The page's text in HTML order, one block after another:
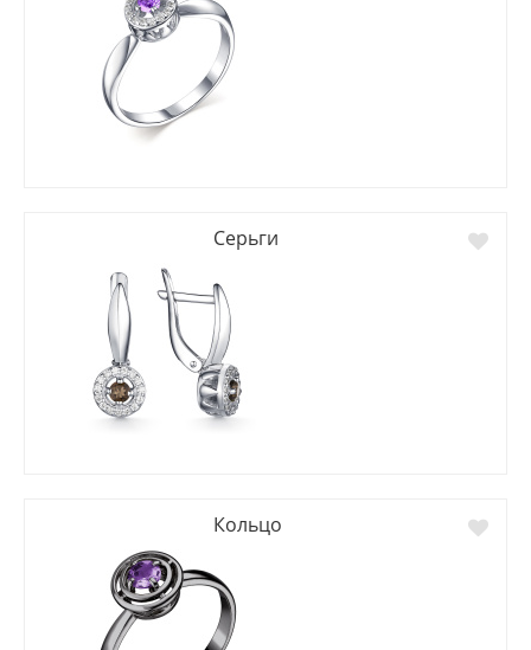
Серьги
Кольцо